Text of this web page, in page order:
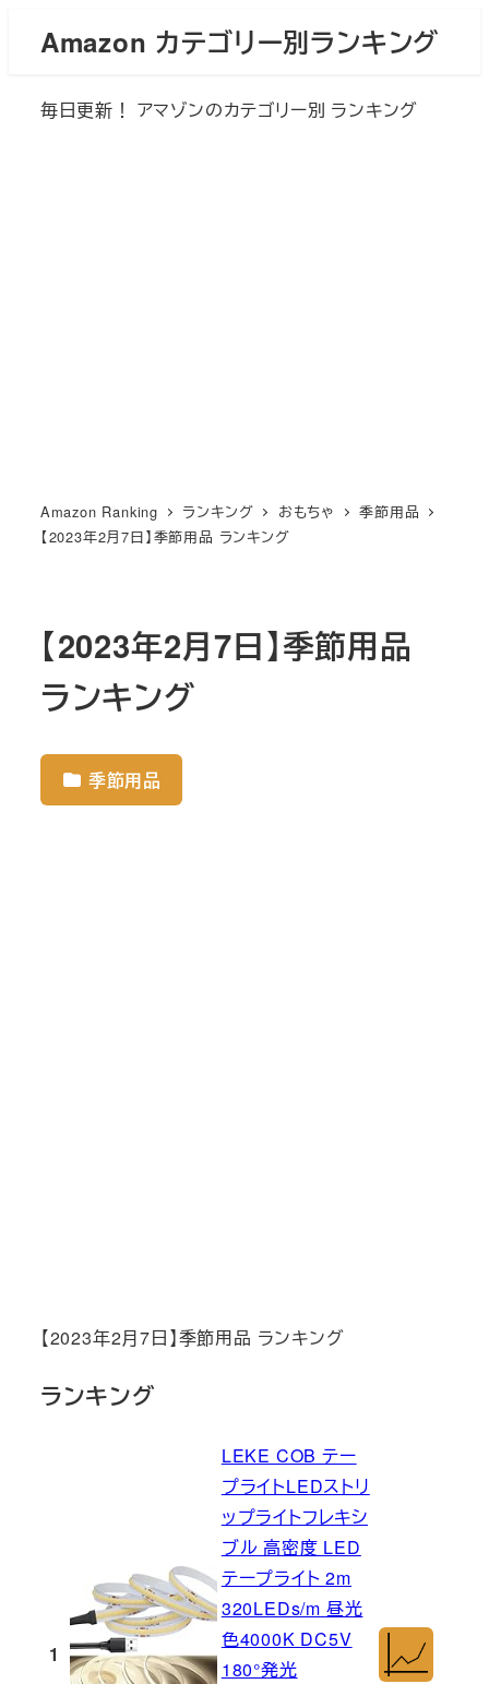
Amazon カテゴリー別ランキング
毎日更新！ アマゾンのカテゴリー別 ランキング
Amazon Ranking ランキング おもちゃ
季節用品
【2023年2月7日】季節用品 ランキング
【2023年2月7日】季節用品
ランキング
季節用品
【2023年2月7日】季節用品 ランキング
ランキング
1
LEKE COB テー
プライトLEDストリ
ップライトフレキシ
ブル 高密度 LED
テープライト 2m
320LEDs/m 昼光
色4000K DC5V
180°発光